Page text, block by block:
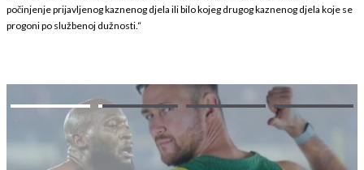
počinjenje prijavljenog kaznenog djela ili bilo kojeg drugog kaznenog djela koje se
progoni po službenoj dužnosti.“